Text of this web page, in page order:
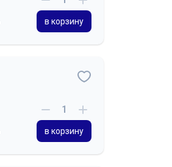
в корзину
в корзину